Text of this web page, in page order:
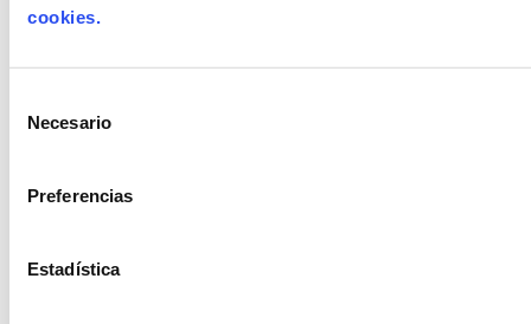
cookies.
Necesario
Preferencias
Estadística